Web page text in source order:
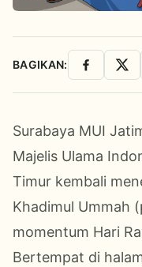
BAGIKAN: Facebook
X
Surabaya MUI
Majelis Ulama
Timur kembali
Khadimul Ummah
momentum Hari
Bertempat di